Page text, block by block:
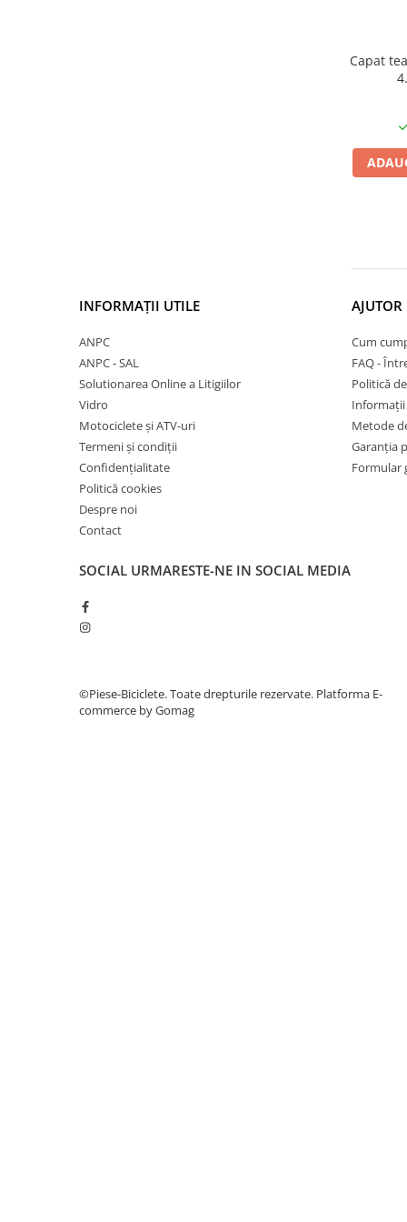
Protecții Camere
Vulcanizare
Transmisie & Accesorii
Accesorii Transmisie
Apărătoare Lanț
Capat
INFORMAȚII UTILE
ANPC
ANPC - SAL
Solutionarea Online a Litigiilor
Vidro
Motociclete și ATV-uri
Termeni și condiții
Confidențialitate
Politică cookies
Despre noi
Contact
Cum
FAQ -
Politică
Metode
Garanția
Formular
SOCIAL URMARESTE-NE IN SOCIAL MEDIA
©Piese-Biciclete. Toate drepturile rezervate. Platforma E-
commerce by Gomag